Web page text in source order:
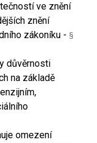
ve znění
znění
zákoníku - §
důvěrnosti
na základě
omezení